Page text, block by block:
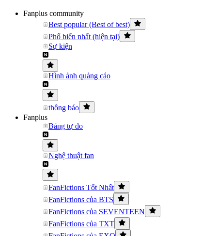
Fanplus community
Best popular (Best of best)
Phổ biến nhất (hiện tại)
Sự kiện
Hình ảnh quảng cáo
thông báo
Fanplus
Bảng tự do
Nghệ thuật fan
FanFictions Tốt Nhất
FanFictions của BTS
FanFictions của SEVENTEEN
FanFictions của TXT